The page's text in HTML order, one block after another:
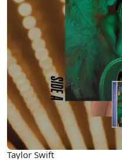
Taylor Swift